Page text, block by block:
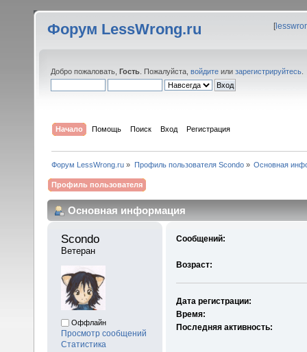
Форум LessWrong.ru [
Добро пожаловать, Гость . Пожалуйста, войдите или зарегистрируйтесь
Начало Помощь Поиск Вход Регистрация
Форум LessWrong.ru » Профиль пользователя Scondo» Основная
Профиль пользователя
Основная информация
Scondo
Ветеран
Оффлайн
Просмотр сообщений
Статистика
Сообщений:
Возраст:
Дата регистрации:
Время:
Последняя активность: